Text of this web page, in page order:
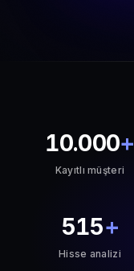
10.000+
Kayıtlı müşteri
515+
Hisse analizi